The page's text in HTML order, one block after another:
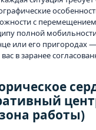
с
полной
или его пригородах
в заранее
работы)